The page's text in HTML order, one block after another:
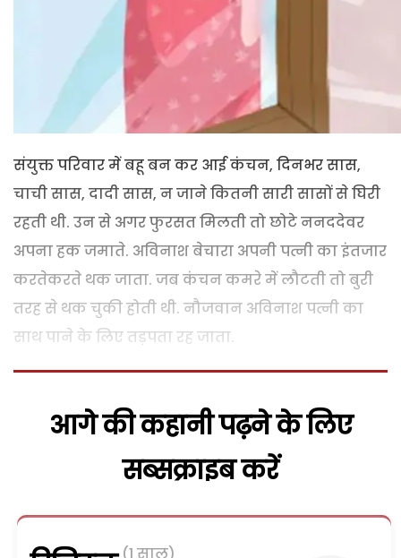
संयुक्त परिवार में बहू बन कर आई कंचन, दिनभर सास,
चाची सास, दादी सास, न जाने कितनी सारी सासों से घिरी
रहती थी. उन से अगर फुरसत मिलती तो छोटे ननददेवर
अपना हक जमाते. अविनाश बेचारा अपनी पत्नी का इंतजार
करतेकरते थक जाता. जब कंचन कमरे में लौटती तो बुरी
तरह से थक चुकी होती थी. नौजवान अविनाश पत्नी का
साथ पाने के लिए तड़पता रह जाता.
आगे की कहानी पढ़ने के लिए
सब्सक्राइब करें